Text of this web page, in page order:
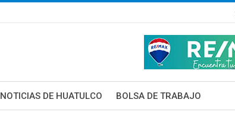
NOTICIAS DE HUATULCO BOLSA DE TRABAJO